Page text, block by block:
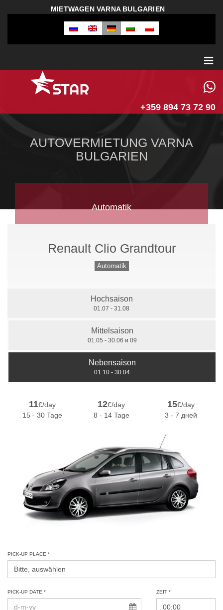
MIETWAGEN VARNA BULGARIEN
+359 894 73 72 90
AUTOVERMIETUNG VARNA
BULGARIEN
Automatik
7 Sitzer
Renault Clio Grandtour
Automatik
Hochsaison
01.07 - 31.08
Mittelsaison
01.05 - 30.06 и 09
Nebensaison
01.10 - 30.04
11€/day
15 - 30 Tage
12€/day
8 - 14 Tage
15€/day
3 - 7 дней
PICK-UP PLACE *
PICK-UP DATE * ZEIT *